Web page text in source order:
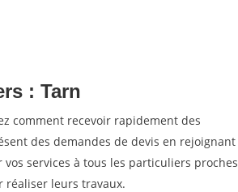
: Tarn
comment recevoir rapidement des
des demandes de devis en rejoignant
services à tous les particuliers proches
réaliser leurs travaux.